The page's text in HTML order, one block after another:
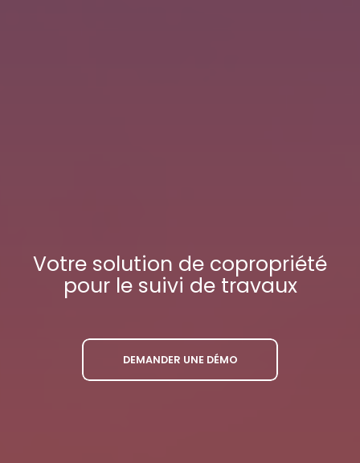
Votre solution de copropriété
pour le suivi de travaux
DEMANDER UNE DÉMO